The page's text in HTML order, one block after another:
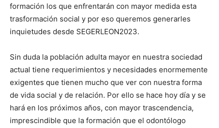
formación los que enfrentarán con mayor medida esta
trasformación social y por eso queremos generarles
inquietudes desde SEGERLEON2023.
Sin duda la población adulta mayor en nuestra sociedad
actual tiene requerimientos y necesidades enormemente
exigentes que tienen mucho que ver con nuestra forma
de vida social y de relación. Por ello se hace hoy día y se
hará en los próximos años, con mayor trascendencia,
imprescindible que la formación que el odontólogo